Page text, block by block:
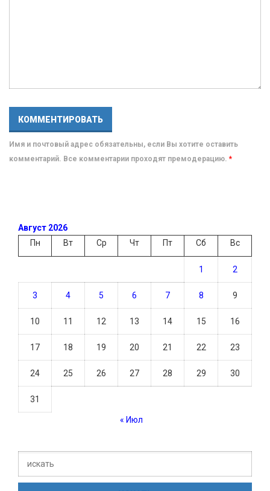
Имя и почтовый адрес обязательны, если Вы хотите оставить
комментарий. Все комментарии проходят премодерацию. *
Август 2026
Пн
Вт Ср Чт Пт Сб Вс
1 2
3 4 5 6 7 8 9
10 11 12 13 14 15 16
17 18 19 20 21 22 23
24 25 26 27 28 29 30
31
« Июл